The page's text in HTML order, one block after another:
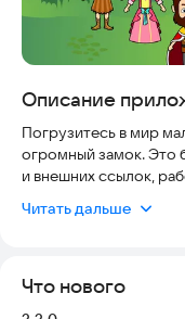
Описание
Погрузитесь в мир
огромный замок. Это
и внешних ссылок,
королевской жизни
У этой принцессы
Читать дальше
Что нового